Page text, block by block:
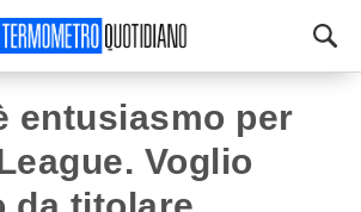
entusiasmo per
Voglio